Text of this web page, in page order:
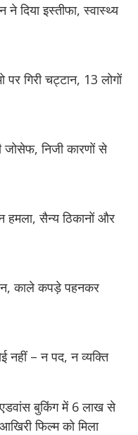
ने दिया इस्तीफा, स्वास्थ्य
पर गिरी चट्टान, 13 लोगों
जोसेफ, निजी कारणों से
हमला, सैन्य ठिकानों और
काले कपड़े पहनकर
नहीं – न पद, न व्यक्ति
बुकिंग में 6 लाख से
फिल्म को मिला